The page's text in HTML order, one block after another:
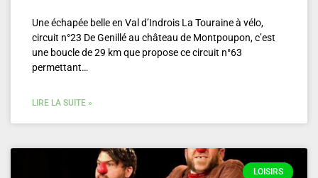
Une échapée belle en Val d’Indrois La Touraine à vélo,
circuit n°23 De Genillé au château de Montpoupon, c’est
une boucle de 29 km que propose ce circuit n°63
permettant…
LIRE LA SUITE »
LOISIRS